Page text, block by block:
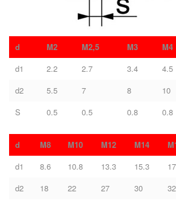
d M2 M2,5 M3 M4
d1
2.2 2.7 3.4 4.5
d2
5.5 7 8 10
S
0.5 0.5 0.8 0.8
d M8 M10 M12 M14
d1
8.6 10.8 13.3 15.3
d2
18 22 27 30 32